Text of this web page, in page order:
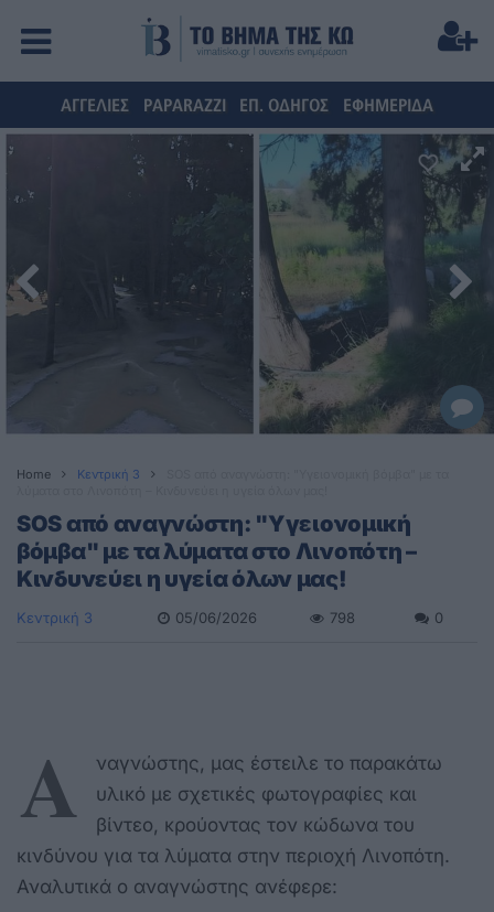
ΑΓΓΕΛΙΕΣ PAPARAZZI ΕΠ. ΟΔΗΓΟΣ ΕΦΗΜΕΡΙΔΑ
Home Κεντρική 3
SOS από αναγνώστη: "Υγειονομική
βόμβα" με τα λύματα στo Λινοπότη –
Κινδυνεύει η υγεία όλων μας!
Κεντρική 3 05/06/2026 798 0
Α
ναγνώστης, μας έστειλε το παρακάτω
υλικό με σχετικές φωτογραφίες και
βίντεο, κρούοντας τον κώδωνα του
κινδύνου για τα λύματα στην περιοχή Λινοπότη.
Αναλυτικά ο αναγνώστης ανέφερε: